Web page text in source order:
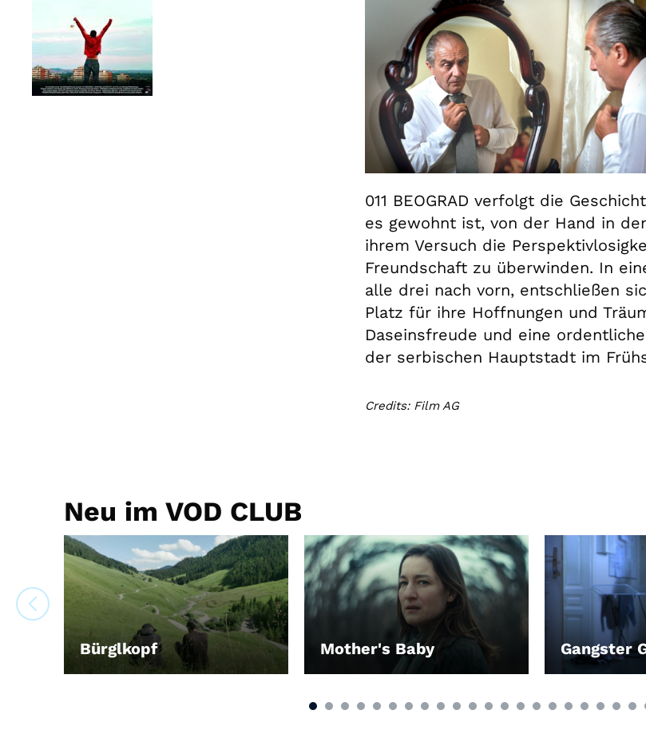
011 BEOGRAD verfolgt die
es gewohnt ist, von der Hand in
ihrem Versuch die
Freundschaft zu überwinden. In
alle drei nach vorn, entschließen
Platz für ihre Hoffnungen und
Daseinsfreude und eine
der serbischen Hauptstadt im
Credits: Film AG
Neu im VOD CLUB
Bürglkopf
LEIHEN Mother's Baby
LEIHEN Gangster
LEIHEN